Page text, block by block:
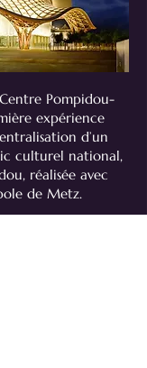
Pompidou-
expérience
d’un
culturel national,
réalisée avec
de Metz.